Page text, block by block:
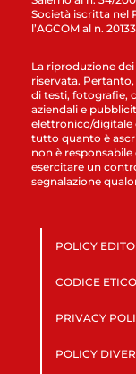
Società iscritta nel
l’AGCOM al n. 20133
La riproduzione
riservata. Pertanto,
di testi, fotografie,
aziendali e
elettronico/digitale
tutto quanto è
non è
esercitare un
segnalazione
POLICY
CODICE
PRIVACY
POLICY